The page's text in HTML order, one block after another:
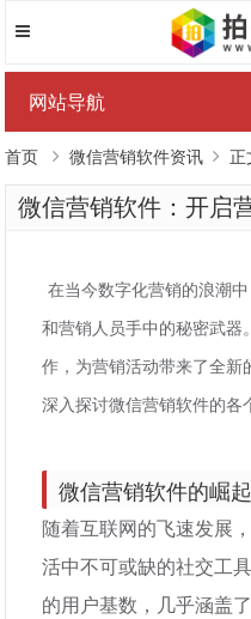
网站导航
首页 微信营销软件资讯 正
微信营销软件：开启
在当今数字化营销的浪潮
和营销人员手中的秘密武
作，为营销活动带来了全
深入探讨微信营销软件的各
微信营销软件的崛
随着互联网的飞速发展
活中不可或缺的社交工
的用户基数，几乎涵盖